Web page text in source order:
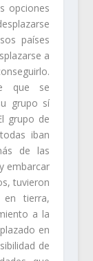
opciones
países
a
que se
grupo sí
grupo de
iban
de las
embarcar
tuvieron
en tierra,
a la
en
de